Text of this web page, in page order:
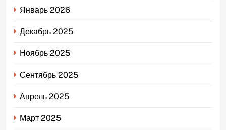
Январь 2026
Декабрь 2025
Ноябрь 2025
Сентябрь 2025
Апрель 2025
Март 2025